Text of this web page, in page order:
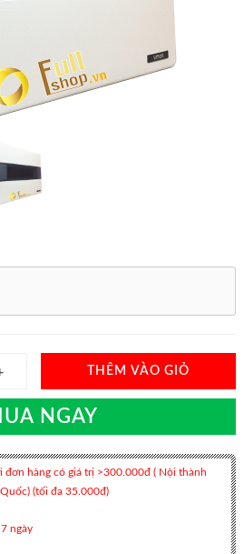
THÊM VÀO GIỎ
NGAY
đơn hàng có giá trị >300.000đ ( Nội thành
(tối đa 35.000đ)
ngày